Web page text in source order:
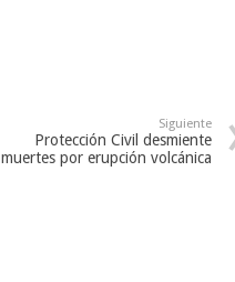
Siguiente
Protección Civil desmiente
muertes por erupción volcánica